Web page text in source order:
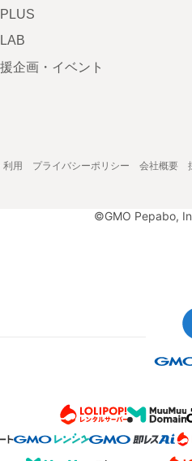
企画・イベント
利用 プライバシーポリシー 会社概要
©GMO Pepabo,